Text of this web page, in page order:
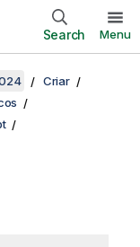
Search Menu
Criar